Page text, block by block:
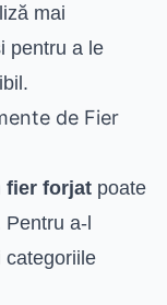
mai
pentru a le
de Fier
fier forjat poate
Pentru a-l
categoriile